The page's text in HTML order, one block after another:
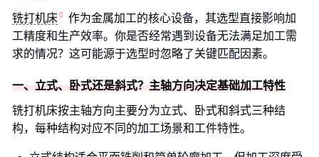
铣打机床
作为金属加工的核心设备，其选型直接影响加
工精度和生产效率。你是否经常遇到设备无法满足加工需
求的情况？这可能源于选型时忽略了关键匹配因素。
一、立式、卧式还是斜式？主轴方向决定基础加工特性
铣打机床按主轴方向主要分为立式、卧式和斜式三种结
构，每种结构对应不同的加工场景和工件特性。